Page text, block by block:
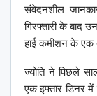
संवेदनशील
गिरफ्तारी के बाद
हाई कमीशन के एक
ज्योति ने पिछले
एक इफ्तार डिनर में